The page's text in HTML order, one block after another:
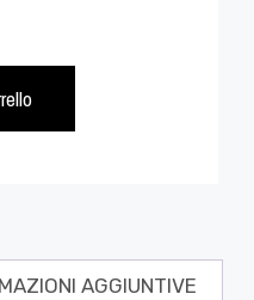
AGGIUNTIVE